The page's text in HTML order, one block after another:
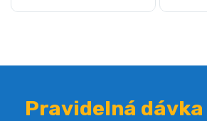
Pravidelná